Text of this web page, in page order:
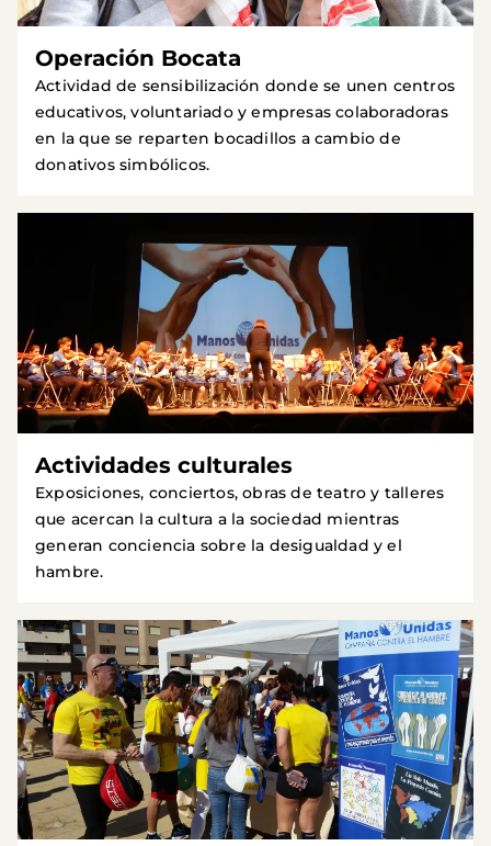
Operación Bocata
Actividad de sensibilización donde se unen centros
educativos, voluntariado y empresas colaboradoras
en la que se reparten bocadillos a cambio de
donativos simbólicos.
Actividades culturales
Exposiciones, conciertos, obras de teatro y talleres
que acercan la cultura a la sociedad mientras
generan conciencia sobre la desigualdad y el
hambre.